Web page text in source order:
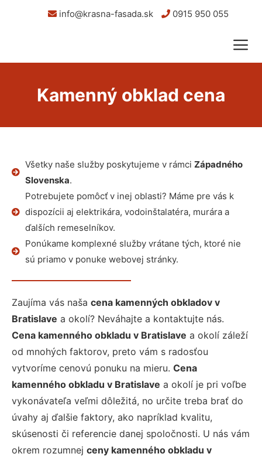
info@krasna-fasada.sk 0915 950 055
Kamenný obklad cena
Všetky naše služby poskytujeme v rámci Západného
Slovenska.
Potrebujete pomôcť v inej oblasti? Máme pre vás k
dispozícii aj elektrikára, vodoinštalatéra, murára a
ďalších remeselníkov.
Ponúkame komplexné služby vrátane tých, ktoré nie
sú priamo v ponuke webovej stránky.
Zaujíma vás naša cena kamenných obkladov v
Bratislave a okolí? Neváhajte a kontaktujte nás.
Cena kamenného obkladu v Bratislave a okolí záleží
od mnohých faktorov, preto vám s radosťou
vytvoríme cenovú ponuku na mieru. Cena
kamenného obkladu v Bratislave a okolí je pri voľbe
vykonávateľa veľmi dôležitá, no určite treba brať do
úvahy aj ďalšie faktory, ako napríklad kvalitu,
skúsenosti či referencie danej spoločnosti. U nás vám
okrem rozumnej ceny kamenného obkladu v